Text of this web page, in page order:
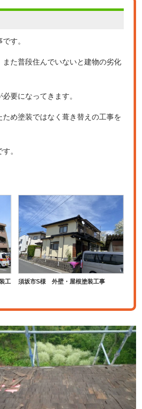
す。
た普段住んでいないと建物の劣化
要になってきます。
め塗装ではなく葺き替えの工事を
。
工 須坂市S様 外壁・屋根塗装工事